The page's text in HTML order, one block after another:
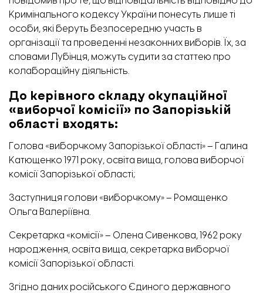
Кримінального кодексу України понесуть лише ті
особи, які беруть безпосередню участь в
організації та проведенні незаконних виборів. Їх, за
словами Лубінця, можуть судити за статтею про
колабораційну діяльність.
До керівного складу окупаційної
«виборчої комісії» по Запорізькій
області входять:
Голова «виборчкому Запорізької області» – Галина
Катющенко 1971 року, освіта вища, голова виборчої
комісії Запорізької області;
Заступниця голови «виборчкому» – Ромащенко
Ольга Валеріївна.
Секретарка «комісії» – Олена Сивенкова, 1962 року
народження, освіта вища, секретарка виборчої
комісії Запорізької області.
Згідно даних російського Єдиного державного